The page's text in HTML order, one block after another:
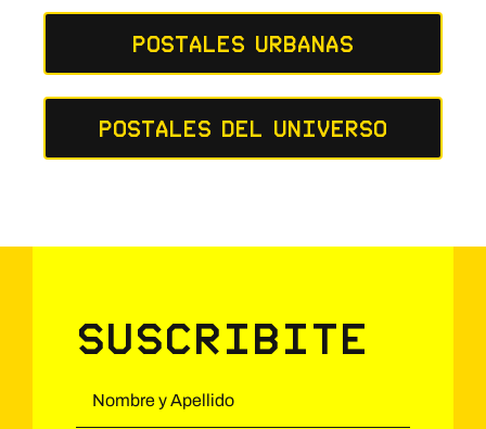
Postales Urbanas
Postales del Universo
Suscribite